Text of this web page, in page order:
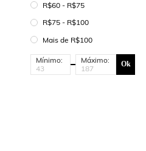
R$60 - R$75
R$75 - R$100
Mais de R$100
Mínimo: Máximo: Ok